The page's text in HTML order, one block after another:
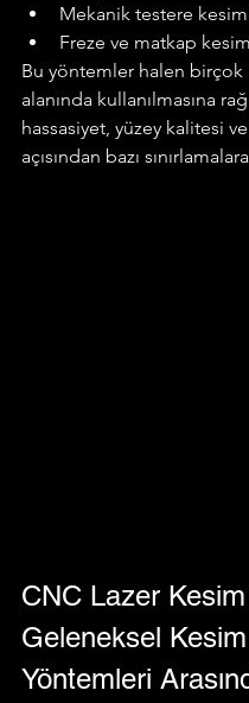
Mekanik testere
Freze ve matkap
Bu yöntemler halen birçok
alanında kullanılmasına
hassasiyet, yüzey kalitesi ve
açısından bazı
CNC Lazer
Geleneksel Kesim
Yöntemleri